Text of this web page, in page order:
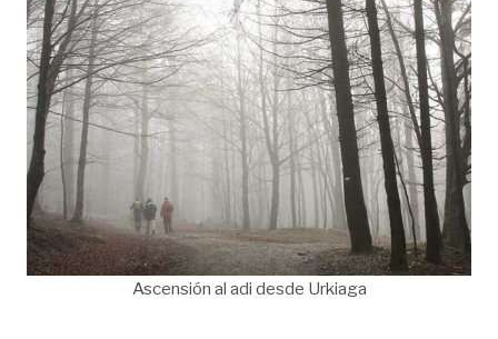
Ascensión al adi desde Urkiaga